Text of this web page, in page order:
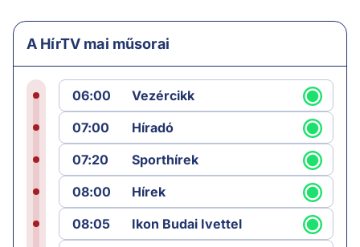
A HírTV mai műsorai
06:00
Vezércikk
07:00
Híradó
07:20
Sporthírek
08:00
Hírek
08:05
Ikon Budai Ivettel